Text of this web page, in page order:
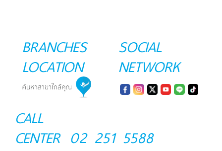
BRANCHES
LOCATION
SOCIAL
NETWORK
CALL
CENTER 02 251 5588